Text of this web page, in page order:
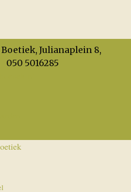
Julianaplein 8,
050 5016285